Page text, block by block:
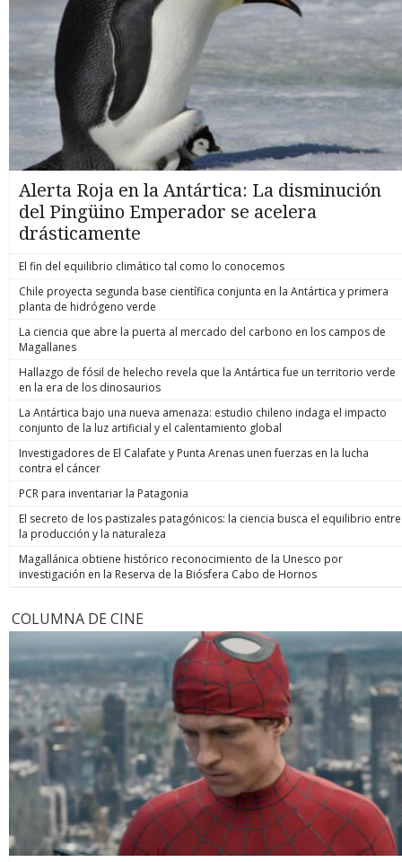
Alerta Roja en la Antártica: La disminución
del Pingüino Emperador se acelera
drásticamente
El fin del equilibrio climático tal como lo conocemos
Chile proyecta segunda base científica conjunta en la Antártica y primera
planta de hidrógeno verde
La ciencia que abre la puerta al mercado del carbono en los campos de
Magallanes
Hallazgo de fósil de helecho revela que la Antártica fue un territorio verde
en la era de los dinosaurios
La Antártica bajo una nueva amenaza: estudio chileno indaga el impacto
conjunto de la luz artificial y el calentamiento global
Investigadores de El Calafate y Punta Arenas unen fuerzas en la lucha
contra el cáncer
PCR para inventariar la Patagonia
El secreto de los pastizales patagónicos: la ciencia busca el equilibrio entre
la producción y la naturaleza
Magallánica obtiene histórico reconocimiento de la Unesco por
investigación en la Reserva de la Biósfera Cabo de Hornos
COLUMNA DE CINE